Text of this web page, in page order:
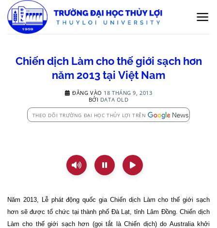
qua
nội
Chiến dịch Làm cho thế giới sạch hơn
năm 2013 tại Việt Nam
ĐĂNG VÀO 18 THÁNG 9, 2013
BỞI DATA OLD
THEO DÕI TRƯỜNG ĐẠI HỌC THỦY LỢI TRÊN
​Năm 2013, Lễ phát động quốc gia Chiến dịch Làm cho thế giới sạch
hơn sẽ được tổ chức tại thành phố Đà Lạt, tỉnh Lâm Đồng. Chiến dịch
Làm cho thế giới sạch hơn (gọi tắt là Chiến dịch) do Australia khởi